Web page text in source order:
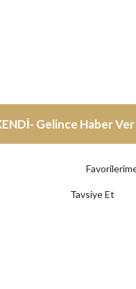
Gelince Haber Ver
Tavsiye Et